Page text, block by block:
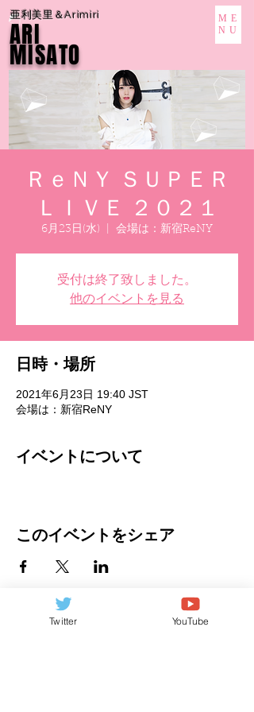
亜利美里＆Arimiri
ARI
MISATO
ME
NU
ＲｅＮＹ ＳＵＰＥＲ
ＬＩＶＥ ２０２１
6月23日(水) 会場は：新宿ReNY
受付は終了致しました。
他のイベントを見る
日時・場所
2021年6月23日 19:40 JST
会場は：新宿ReNY
イベントについて
このイベントをシェア
Twitter YouTube